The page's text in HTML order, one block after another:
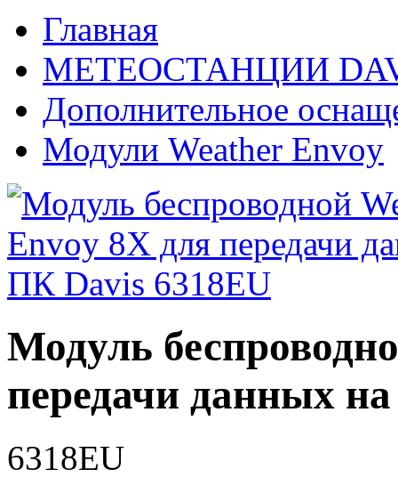
Главная
МЕТЕОСТАНЦИИ
Дополнительное
Модули Weather Envoy
Модуль
передачи данных
6318EU